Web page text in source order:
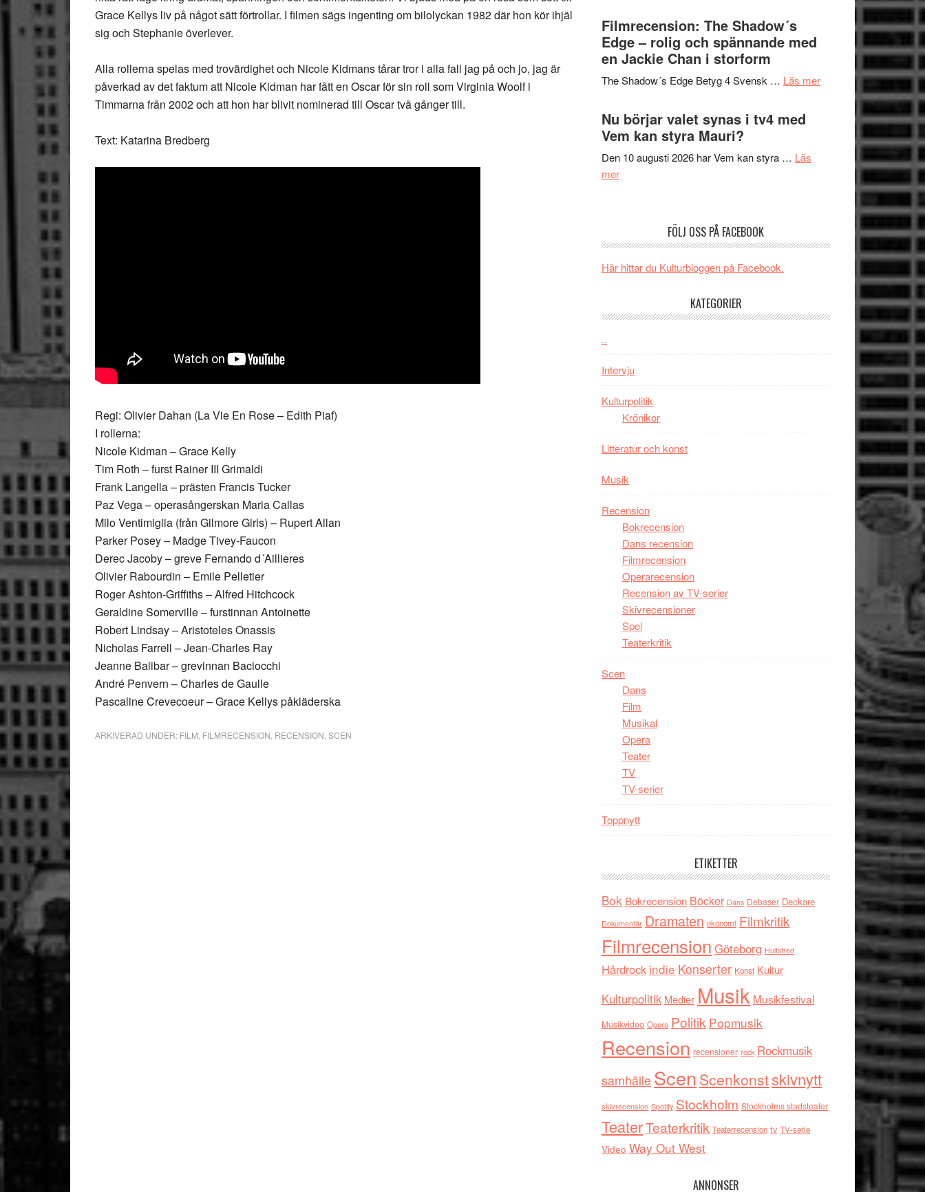
Grace Kellys liv på något sätt förtrollar. I filmen sägs ingenting om bilolyckan 1982 där hon kör ihjäl
sig och Stephanie överlever.
Alla rollerna spelas med trovärdighet och Nicole Kidmans tårar tror i alla fall jag på och jo, jag är
påverkad av det faktum att Nicole Kidman har fått en Oscar för sin roll som Virginia Woolf i
Timmarna från 2002 och att hon har blivit nominerad till Oscar två gånger till.
Text: Katarina Bredberg
Regi: Olivier Dahan (La Vie En Rose – Edith Piaf)
I rollerna:
Nicole Kidman – Grace Kelly
Tim Roth – furst Rainer III Grimaldi
Frank Langella – prästen Francis Tucker
Paz Vega – operasångerskan Maria Callas
Milo Ventimiglia (från Gilmore Girls) – Rupert Allan
Parker Posey – Madge Tivey-Faucon
Derec Jacoby – greve Fernando d´Aillieres
Olivier Rabourdin – Emile Pelletier
Roger Ashton-Griffiths – Alfred Hitchcock
Geraldine Somerville – furstinnan Antoinette
Robert Lindsay – Aristoteles Onassis
Nicholas Farrell – Jean-Charles Ray
Jeanne Balibar – grevinnan Baciocchi
André Penvern – Charles de Gaulle
Pascaline Crevecoeur – Grace Kellys påkläderska
ARKIVERAD UNDER: FILM FILMRECENSION RECENSION SCEN
Roland
Pöntinen
Scensommar
Artipelag
Filmrecension: The Shadow´s
Edge – rolig och spännande med
en Jackie Chan i storform
The Shadow´s Edge Betyg 4 Svensk … Läs merom
Filmrecension:
spännande
med
Nu börjar valet synas i tv4 med
Vem kan styra Mauri?
Den 10 augusti 2026 har Vem kan styra … Läs
merom
tv4
kan
FÖLJ OSS PÅ FACEBOOK
Här hittar du Kulturbloggen på Facebook.
KATEGORIER
..
Intervju
Kulturpolitik
Krönikor
Litteratur och konst
Musik
Recension
Bokrecension
Dans recension
Filmrecension
Operarecension
Recension av TV-serier
Skivrecensioner
Spel
Teaterkritik
Scen
Dans
Film
Musikal
Opera
Teater
TV
TV-serier
Toppnytt
ETIKETTER
Bok Bokrecension Böcker Dans Debaser Deckare
Dokumentär Dramaten ekonomi Filmkritik
Filmrecension Göteborg Hultsfred
Hårdrock indie Konserter Konst Kultur
Kulturpolitik Medier Musik Musikfestival
Musikvideo Opera Politik Popmusik
Recension recensioner rock Rockmusik
samhälleScen Scenkonstskivnytt
skivrecension Spotify Stockholm Stockholms stadsteater
TeaterTeaterkritik Teaterrecension tv TV-serie
Video Way Out West
ANNONSER